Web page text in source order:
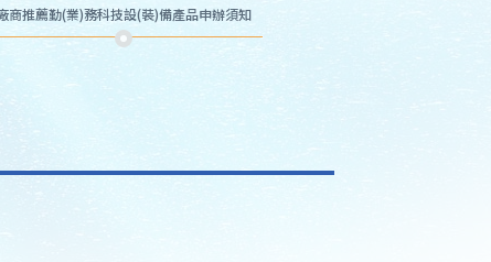
商推薦勤(業)務科技設(裝)備產品申辦須知